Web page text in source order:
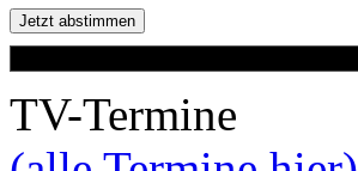
TV-Termine